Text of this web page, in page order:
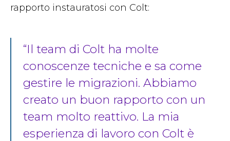
rapporto instauratosi con Colt:
“Il team di Colt ha molte
conoscenze tecniche e sa come
gestire le migrazioni. Abbiamo
creato un buon rapporto con un
team molto reattivo. La mia
esperienza di lavoro con Colt è